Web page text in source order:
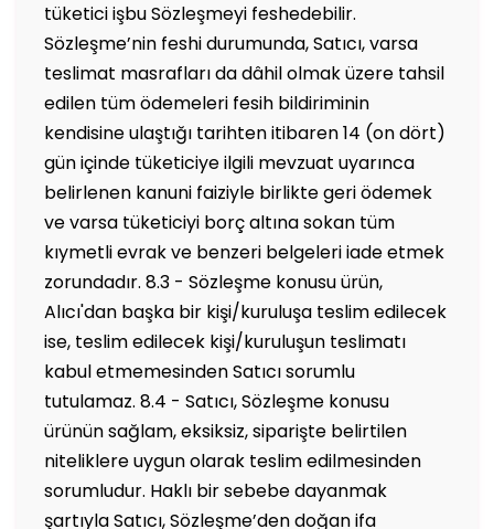
tüketici işbu Sözleşmeyi feshedebilir.
Sözleşme’nin feshi durumunda, Satıcı, varsa
teslimat masrafları da dâhil olmak üzere tahsil
edilen tüm ödemeleri fesih bildiriminin
kendisine ulaştığı tarihten itibaren 14 (on dört)
gün içinde tüketiciye ilgili mevzuat uyarınca
belirlenen kanuni faiziyle birlikte geri ödemek
ve varsa tüketiciyi borç altına sokan tüm
kıymetli evrak ve benzeri belgeleri iade etmek
zorundadır. 8.3 - Sözleşme konusu ürün,
Alıcı'dan başka bir kişi/kuruluşa teslim edilecek
ise, teslim edilecek kişi/kuruluşun teslimatı
kabul etmemesinden Satıcı sorumlu
tutulamaz. 8.4 - Satıcı, Sözleşme konusu
ürünün sağlam, eksiksiz, siparişte belirtilen
niteliklere uygun olarak teslim edilmesinden
sorumludur. Haklı bir sebebe dayanmak
şartıyla Satıcı, Sözleşme’den doğan ifa